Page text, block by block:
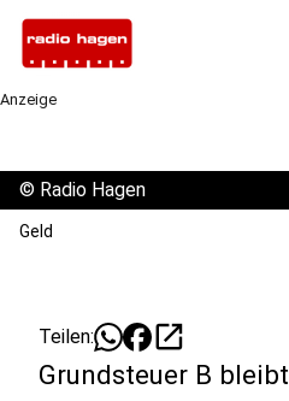
Anzeige
© Radio Hagen
Geld
Teilen: open_in_new
Grundsteuer B bleibt